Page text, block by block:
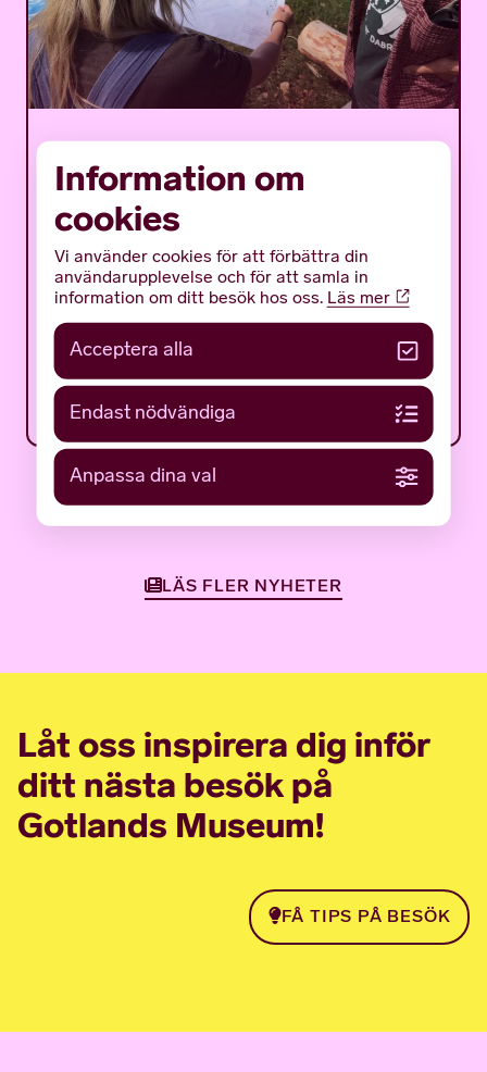
Det mystiska bulverket –
ett flottäventyr på
träsket
Det mystiska bulverket är ett sommarprogram
för ungdomar med fokus på en av Gotlands
12 JUNI 2026NYHETER
LÄS FLER NYHETER
Låt oss inspirera dig inför
ditt nästa besök på
Gotlands Museum!
FÅ TIPS PÅ BESÖK
Information om
cookies
Vi använder cookies för att förbättra din
användarupplevelse och för att samla in
information om ditt besök hos oss. Läs mer
Acceptera alla
Endast nödvändiga
Anpassa dina val